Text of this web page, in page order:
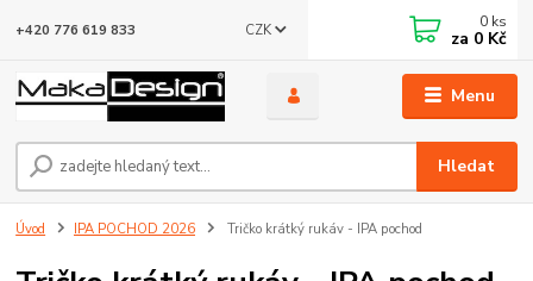
Menu
CZK
Hledat
+420 776 619 833 0 ks
za 0 Kč
Úvod IPA POCHOD 2026 Tričko krátký rukáv - IPA pochod